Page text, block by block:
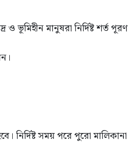
ভূমিহীন মানুষরা নির্দিষ্ট শর্ত পূরণ
নির্দিষ্ট সময় পরে পুরো মালিকানা